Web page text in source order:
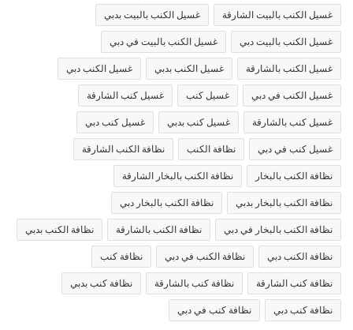
غسيل الكنب بالبيت الشارقة غسيل الكنب بالبيت بدبي
غسيل الكنب بالبيت دبي غسيل الكنب بالبيت في دبي
غسيل الكنب بالشارقة غسيل الكنب بدبي غسيل الكنب دبي
غسيل الكنب في دبي غسيل كنب غسيل كنب الشارقة
غسيل كنب بالشارقة غسيل كنب بدبي غسيل كنب دبي
غسيل كنب في دبي نظافة الكنب نظافة الكنب الشارقة
نظافة الكنب بالبخار نظافة الكنب بالبخار الشارقة
نظافة الكنب بالبخار بدبي نظافة الكنب بالبخار دبي
نظافة الكنب بالبخار في دبي نظافة الكنب بالشارقة نظافة الكنب بدبي
نظافة الكنب دبي نظافة الكنب في دبي نظافة كنب
نظافة كنب الشارقة نظافة كنب بالشارقة نظافة كنب بدبي
نظافة كنب دبي نظافة كنب في دبي